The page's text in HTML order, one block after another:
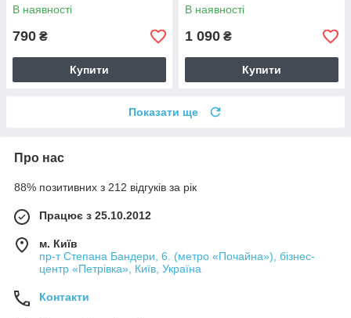
В наявності
790 ₴
Купити
В наявності
1 090 ₴
Купити
Показати ще
Про нас
88% позитивних з 212 відгуків за рік
Працює з 25.10.2012
м. Київ
пр-т Степана Бандери, 6. (метро «Почайна»), бізнес-
центр «Петрівка», Київ, Україна
Контакти